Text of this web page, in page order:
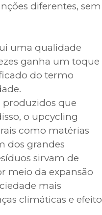
diferentes, sem
uma qualidade
ganha um toque
do termo
produzidos que
o upcycling
como matérias
dos grandes
sirvam de
meio da expansão
mais
climáticas e efeito